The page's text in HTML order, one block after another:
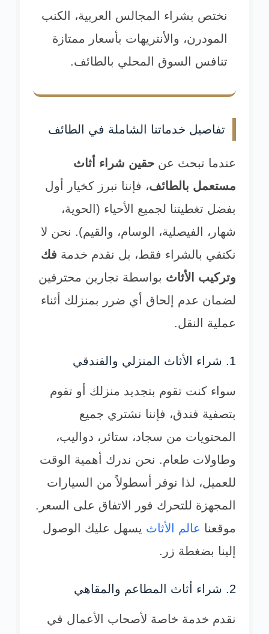
نختص بشراء المجالس العربية، الكنب
المودرن، والأنتريهات بأسعار ممتازة
تنافس السوق المحلي بالطائف.
تفاصيل خدماتنا الشاملة في الطائف
عندما تبحث عن حقين شراء أثاث
مستعمل بالطائف، فإننا نبرز كخيار أول
بفضل تغطيتنا لجميع الأحياء (الحوية،
شهار، الفيصلية، الوسام، والقيم). نحن لا
نكتفي بالشراء فقط، بل نقدم خدمة فك
وتركيب الأثاث بواسطة نجارين محترفين
لضمان عدم إلحاق أي ضرر بمنزلك أثناء
عملية النقل.
1. شراء الأثاث المنزلي والفندقي
سواء كنت تقوم بتجديد منزلك أو تقوم
بتصفية فندق، فإننا نشتري جميع
المحتويات من سجاد، ستائر، دواليب،
وطاولات طعام. نحن ندرك أهمية الوقت
للعميل، لذا نوفر أسطولاً من السيارات
المجهزة للتحرك فور الاتفاق على السعر.
موقعنا عالم الأثاث يسهل عليك الوصول
إلينا بضغطة زر.
2. شراء أثاث المطاعم والمقاهي
نقدم خدمة خاصة لأصحاب الأعمال في